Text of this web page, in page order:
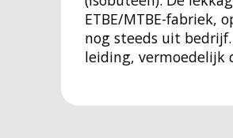
ETBE/MTBE-fabriek,
nog steeds uit
leiding, vermoedelijk